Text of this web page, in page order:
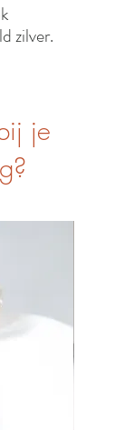
zilver.
je